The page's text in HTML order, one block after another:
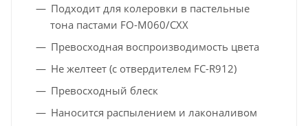
Подходит для колеровки в пастельные
тона пастами FO-M060/CXX
Превосходная воспроизводимость цвета
Не желтеет (с отвердителем FC-R912)
Превосходный блеск
Наносится распылением и лаконаливом